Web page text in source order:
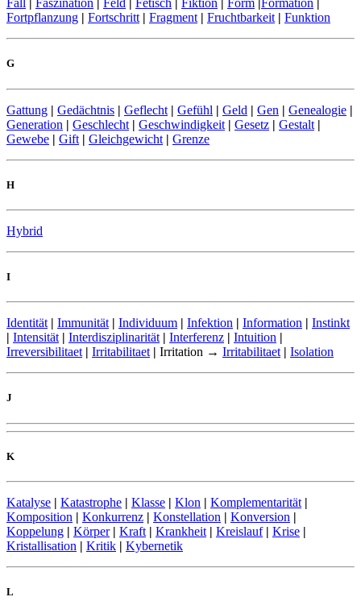
Fall Faszination Feld Fetisch Fiktion Form Formation
Fortpflanzung | Fortschritt | Fragment | Fruchtbarkeit | Funktion
G
Gattung | Gedächtnis | Geflecht | Gefühl | Geld | Gen | Genealogie |
Generation | Geschlecht | Geschwindigkeit | Gesetz | Gestalt |
Gewebe | Gift | Gleichgewicht | Grenze
H
Hybrid
I
Identität | Immunität | Individuum | Infektion | Information | Instinkt
| Intensität | Interdisziplinarität | Interferenz | Intuition |
Irreversibilitaet | Irritabilitaet | Irritation → Irritabilitaet | Isolation
J
K
Katalyse | Katastrophe | Klasse | Klon | Komplementarität |
Komposition | Konkurrenz | Konstellation | Konversion |
Koppelung | Körper | Kraft | Krankheit | Kreislauf | Krise |
Kristallisation | Kritik | Kybernetik
L